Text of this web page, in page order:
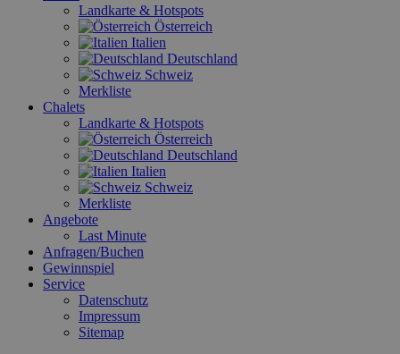
Landkarte & Hotspots
Österreich
Italien
Deutschland
Schweiz
Merkliste
Chalets
Landkarte & Hotspots
Österreich
Deutschland
Italien
Schweiz
Merkliste
Angebote
Last Minute
Anfragen/Buchen
Gewinnspiel
Service
Datenschutz
Impressum
Sitemap